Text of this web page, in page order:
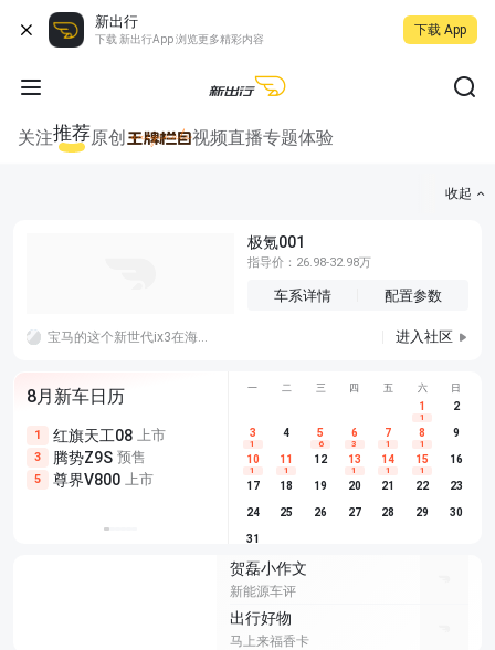
新出行
下载 新出行App 浏览更多精彩内容
下载 App
关注推荐原创 视频直播专题体验
收起
极氪001
指导价：26.98-32.98万
车系详情 配置参数
宝马的这个新世代ix3在海外已经有十万订单了，国内目前是盲订阶段，据了解小订的人还不少，月底正式上市看怎么样。 进入社区
8月新车日历
1 红旗天工08 上市
3 腾势Z9S 预售
5 尊界V800 上市
尊界V680 上市
享界G9 预售
别克至境L7 预售
埃安
长城H10
深蓝S05
一 二 三 四 五 六 日
1
1
2
3
1
4 5
6
6
3
7
1
8
1
9
10
1
11
1
12 13
1
14
1
15
1
16
17 18 19 20 21 22 23
24 25 26 27 28 29 30
31
贺磊小作文
新能源车评
出行好物
马上来福香卡